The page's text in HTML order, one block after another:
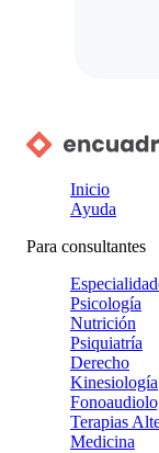
Inicio
Ayuda
Para consultantes
Psicología
Nutrición
Psiquiatría
Derecho
Kinesiología
Terapias
Medicina